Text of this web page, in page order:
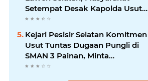
Setempat Desak Kapolda Usut
Tuntas
Kejari Pesisir Selatan Komitmen
Usut Tuntas Dugaan Pungli di
SMAN 3 Painan, Minta
Inspektorat Sumbar Lakukan